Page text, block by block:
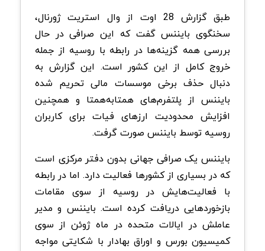
طبق گزارش 28 اوت از وال استریت ژورنال،
سخنگوی بایننس گفت که این صرافی در حال
بررسی همه گزینه‌ها در رابطه با روسیه از جمله
خروج کامل از این کشور است. این گزارش به
دنبال حذف برخی موسسات مالی تحریم شده
بایننس از پلتفرم‌های همتابه‌همتا و همچنین
افزایش محدودیت ارزهای فیات برای کاربران
روسیه توسط بایننس صورت گرفت.
بایننس یک صرافی جهانی بدون دفتر مرکزی است
که در بسیاری از کشورها فعالیت دارد. اما در رابطه
با فعالیت‌هایش در روسیه از سوی مقامات
بازخوردهایی دریافت کرده است. بایننس و مدیر
عاملش در ایالات متحده در ماه ژوئن از سوی
کمیسیون بورس و اوراق بهادار با شکایتی مواجه